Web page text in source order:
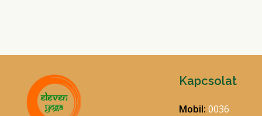
Éhség
Kapcsolat
Mobil: 0036